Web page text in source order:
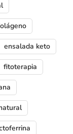
ensalada keto
fitoterapia